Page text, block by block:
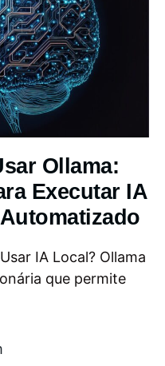
Ollama:
Executar IA
IA Local? Ollama
que permite